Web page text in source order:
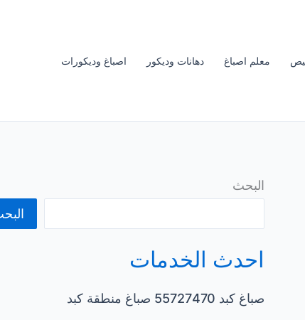
معلم اصباغ دهانات وديكور اصباغ وديكورات
البحث
احدث الخدمات
صباغ كبد 55727470 صباغ منطقة كبد